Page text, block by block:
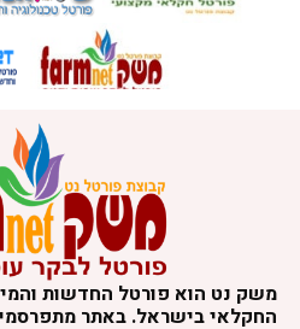
משק נט הוא פורטל החדשות
החקלאי בישראל. באתר